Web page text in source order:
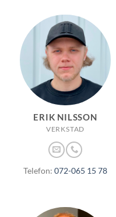
ERIK NILSSON
VERKSTAD
Telefon: 072-065 15 78